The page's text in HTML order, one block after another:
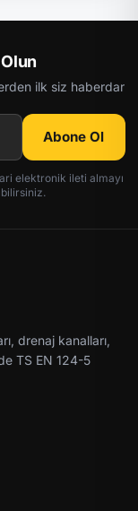
ilk siz haberdar
Abone Ol
elektronik ileti almayı
drenaj kanalları,
TS EN 124-5